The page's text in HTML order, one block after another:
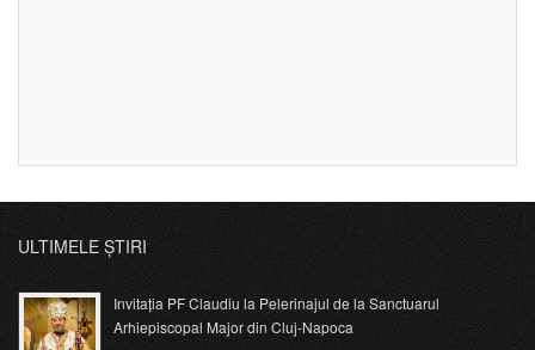
ULTIMELE ȘTIRI
Invitația PF Claudiu la Pelerinajul de la Sanctuarul
Arhiepiscopal Major din Cluj-Napoca